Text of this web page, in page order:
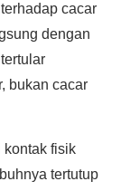
cacar
dengan
bukan cacar
kontak fisik
tertutup